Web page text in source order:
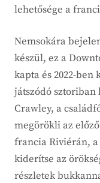
lehetősége a
Nemsokára
készül, ez a
kapta és 2022-ben
játszódó sztoriban
Crawley, a
megörökli az
francia Riviérán,
kiderítse az
részletek